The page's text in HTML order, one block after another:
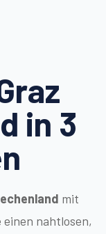
in 3
mit
einen nahtlosen,